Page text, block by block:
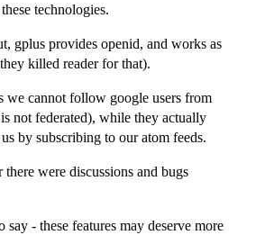
technologies.
gplus provides openid, and works as
killed reader for that).
we cannot follow google users from
not federated), while they actually
by subscribing to our atom feeds.
there were discussions and bugs
say - these features may deserve more